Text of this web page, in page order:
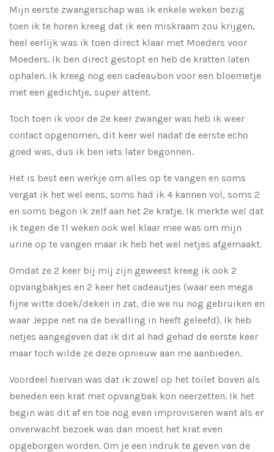
Mijn eerste zwangerschap was ik enkele weken bezig
toen ik te horen kreeg dat ik een miskraam zou krijgen,
heel eerlijk was ik toen direct klaar met Moeders voor
Moeders. Ik ben direct gestopt en heb de kratten laten
ophalen. Ik kreeg nog een cadeaubon voor een bloemetje
met een gedichtje, super attent.
Toch toen ik voor de 2e keer zwanger was heb ik weer
contact opgenomen, dit keer wel nadat de eerste echo
goed was, dus ik ben iets later begonnen.
Het is best een werkje om alles op te vangen en soms
vergat ik het wel eens, soms had ik 4 kannen vol, soms 2
en soms begon ik zelf aan het 2e kratje. Ik merkte wel dat
ik tegen de 11 weken ook wel klaar mee was om mijn
urine op te vangen maar ik heb het wel netjes afgemaakt.
Omdat ze 2 keer bij mij zijn geweest kreeg ik ook 2
opvangbakjes en 2 keer het cadeautjes (waar een mega
fijne witte doek/deken in zat, die we nu nog gebruiken en
waar Jeppe net na de bevalling in heeft geleefd). Ik heb
netjes aangegeven dat ik dit al had gehad de eerste keer
maar toch wilde ze deze opnieuw aan me aanbieden.
Voordeel hiervan was dat ik zowel op het toilet boven als
beneden een krat met opvangbak kon neerzetten. Ik het
begin was dit af en toe nog even improviseren want als er
onverwacht bezoek was dan moest het krat even
opgeborgen worden. Om je een indruk te geven van de